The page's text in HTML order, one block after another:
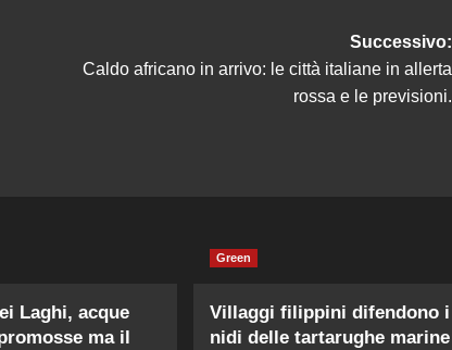
Successivo:
Caldo africano in arrivo: le città italiane in allerta
rossa e le previsioni.
Laghi, acque
ma il
Green
Villaggi filippini difendono i
nidi delle tartarughe marine